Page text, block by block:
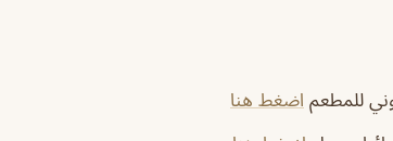
للمطعم اضغط هنا